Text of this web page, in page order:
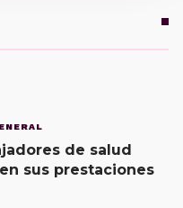
de salud
sus prestaciones